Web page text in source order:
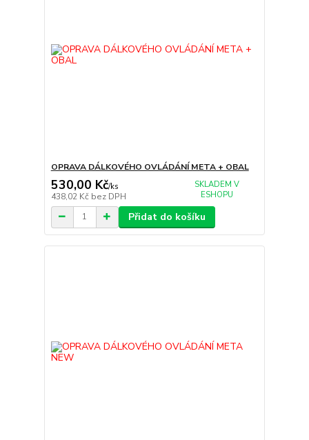
OPRAVA DÁLKOVÉHO OVLÁDÁNÍ META + OBAL
530,00 Kč/ks
438,02 Kč bez DPH
SKLADEM V
ESHOPU
Přidat do košíku